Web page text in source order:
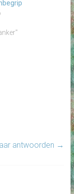
antwoorden →